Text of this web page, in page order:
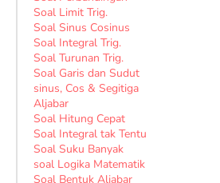
Soal Limit Trig.
Soal Sinus Cosinus
Soal Integral Trig.
Soal Turunan Trig.
Soal Garis dan Sudut
sinus, Cos & Segitiga
Aljabar
Soal Hitung Cepat
Soal Integral tak Tentu
Soal Suku Banyak
soal Logika Matematik
Soal Bentuk Aljabar